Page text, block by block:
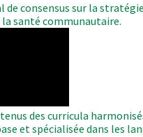
de consensus sur la stratégie
santé communautaire.
des curricula
et spécialisée dans les